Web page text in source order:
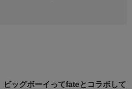
ビッグボーイってfateとコラボして